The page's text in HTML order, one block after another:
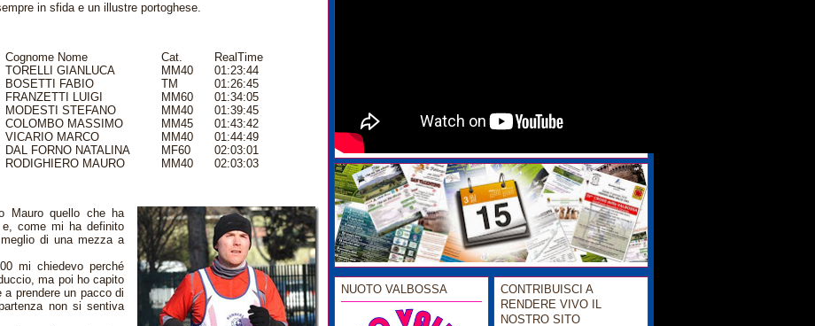
in sfida e un illustre portoghese.
Cognome Nome Cat.
RealTime
TORELLI GIANLUCA MM40
01:23:44
BOSETTI FABIO TM
01:26:45
FRANZETTI LUIGI MM60
01:34:05
MODESTI STEFANO MM40
01:39:45
COLOMBO MASSIMO MM45
01:43:42
VICARIO MARCO MM40
01:44:49
DAL FORNO NATALINA MF60
02:03:01
RODIGHIERO MAURO MM40
02:03:03
Mauro quello che ha
come mi ha definito
di una mezza a
mi chiedevo perché
ma poi ho capito
prendere un pacco di
non si sentiva
NUOTO VALBOSSA
CONTRIBUISCI A
RENDERE VIVO IL
NOSTRO SITO